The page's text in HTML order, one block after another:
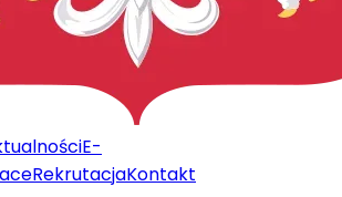
E-
RekrutacjaKontakt